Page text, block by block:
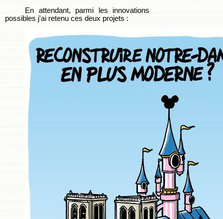
En attendant, parmi les innovations
possibles j'ai retenu ces deux projets :